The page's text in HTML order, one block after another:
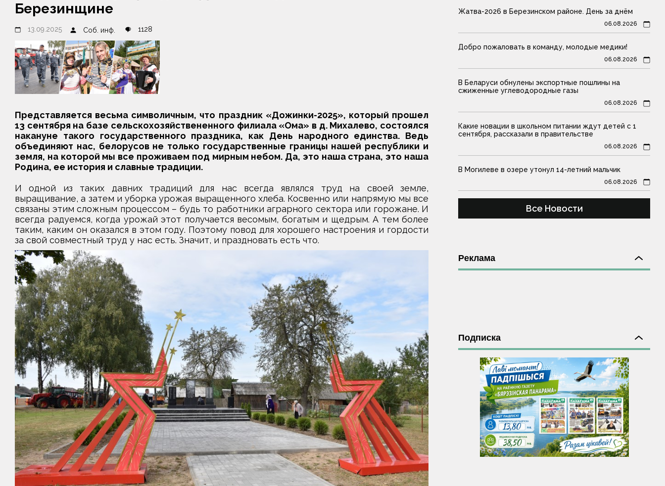
Березинщине
13.09.2025 Соб. инф. 1128
Представляется весьма символичным, что праздник «Дожинки-2025», который прошел
13 сентября на базе сельскохозяйствененного филиала «Ома» в д. Михалево, состоялся
накануне такого государственного праздника, как День народного единства. Ведь
объединяют нас, белорусов не только государственные границы нашей республики и
земля, на которой мы все проживаем под мирным небом. Да, это наша страна, это наша
Родина, ее история и славные традиции.
И одной из таких давних традиций для нас всегда являлся труд на своей земле,
выращивание, а затем и уборка урожая выращенного хлеба. Косвенно или напрямую мы все
связаны этим сложным процессом – будь то работники аграрного сектора или горожане. И
всегда радуемся, когда урожай этот получается весомым, богатым и щедрым. А тем более
таким, каким он оказался в этом году. Поэтому повод для хорошего настроения и гордости
за свой совместный труд у нас есть. Значит, и праздновать есть что.
Жатва-2026 в Березинском районе. День за днём
06.08.2026
Добро пожаловать в команду, молодые медики!
06.08.2026
В Беларуси обнулены экспортные пошлины на
сжиженные углеводородные газы
06.08.2026
Какие новации в школьном питании ждут детей с 1
сентября, рассказали в правительстве
06.08.2026
В Могилеве в озере утонул 14-летний мальчик
06.08.2026
Все Новости
Реклама
Подписка